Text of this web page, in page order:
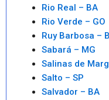
Rio Real – BA
Rio Verde – GO
Ruy Barbosa –
Sabará – MG
Salinas de
Salto – SP
Salvador – BA